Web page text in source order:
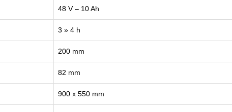
48 V – 10 Ah
3 » 4 h
200 mm
82 mm
900 x 550 mm